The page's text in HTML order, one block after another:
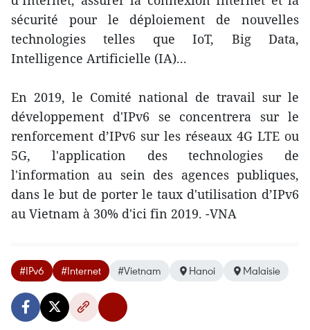
sécurité pour le déploiement de nouvelles
technologies telles que IoT, Big Data,
Intelligence Artificielle (IA)...
En 2019, le Comité national de travail sur le
développement d'IPv6 se concentrera sur le
renforcement d’IPv6 sur les réseaux 4G LTE ou
5G, l'application des technologies de
l'information au sein des agences publiques,
dans le but de porter le taux d'utilisation d’IPv6
au Vietnam à 30% d'ici fin 2019. -VNA
#IPv6 #Internet #Vietnam Hanoi Malaisie